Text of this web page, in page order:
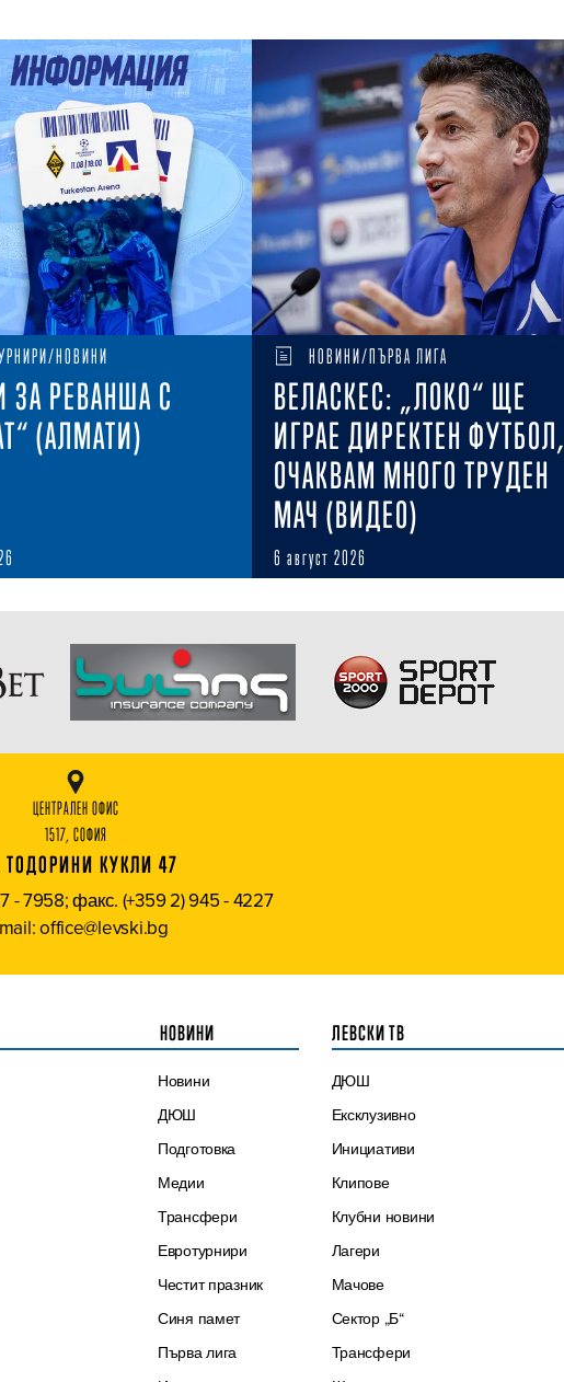
НОВИНИ
ЗА РЕВАНША С
(АЛМАТИ)
НОВИНИ/ПЪРВА ЛИГА
ВЕЛАСКЕС: „ЛОКО“ ЩЕ
ИГРАЕ ДИРЕКТЕН ФУТБОЛ,
ОЧАКВАМ МНОГО ТРУДЕН
МАЧ (ВИДЕО)
6 август 2026
ЦЕНТРАЛЕН ОФИС
1517, СОФИЯ
ТОДОРИНИ КУКЛИ 47
- 7958; факс. (+359 2) 945 - 4227
office@levski.bg
НОВИНИ
Новини
ДЮШ
Подготовка
Медии
Трансфери
Евротурнири
Честит празник
Синя памет
Първа лига
ЛЕВСКИ ТВ
ДЮШ
Ексклузивно
Инициативи
Клипове
Клубни новини
Лагери
Мачове
Сектор „Б“
Трансфери